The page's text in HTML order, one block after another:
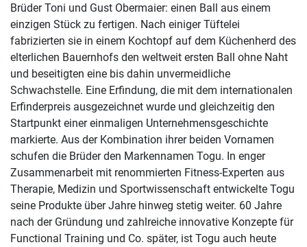
Brüder Toni und Gust Obermaier: einen Ball aus einem
einzigen Stück zu fertigen. Nach einiger Tüftelei
fabrizierten sie in einem Kochtopf auf dem Küchenherd des
elterlichen Bauernhofs den weltweit ersten Ball ohne Naht
und beseitigten eine bis dahin unvermeidliche
Schwachstelle. Eine Erfindung, die mit dem internationalen
Erfinderpreis ausgezeichnet wurde und gleichzeitig den
Startpunkt einer einmaligen Unternehmensgeschichte
markierte. Aus der Kombination ihrer beiden Vornamen
schufen die Brüder den Markennamen Togu. In enger
Zusammenarbeit mit renommierten Fitness-Experten aus
Therapie, Medizin und Sportwissenschaft entwickelte Togu
seine Produkte über Jahre hinweg stetig weiter. 60 Jahre
nach der Gründung und zahlreiche innovative Konzepte für
Functional Training und Co. später, ist Togu auch heute